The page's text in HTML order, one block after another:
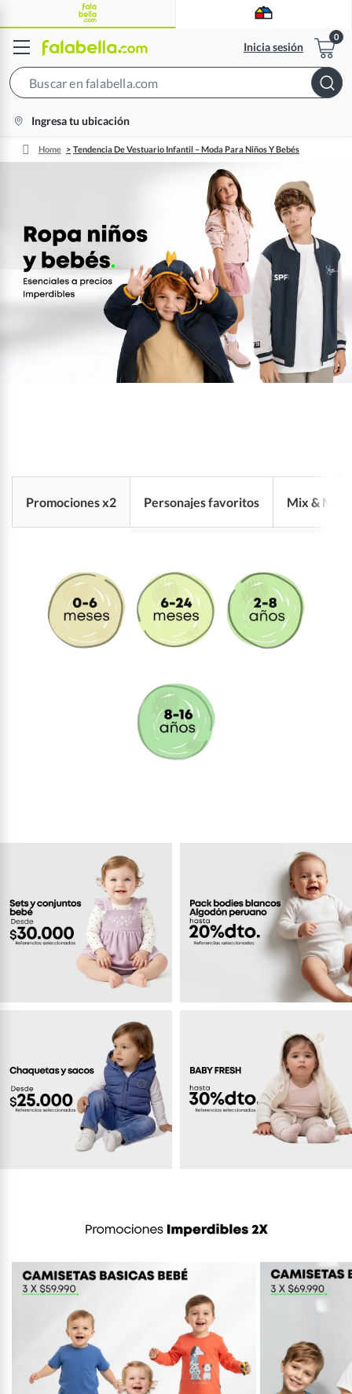
Inicia sesión
location-
Ingresa tu ubicación
Home Tendencia De Vestuario Infantil – Moda Para Niños Y Bebés
Promociones x2 Personajes favoritos Mix &